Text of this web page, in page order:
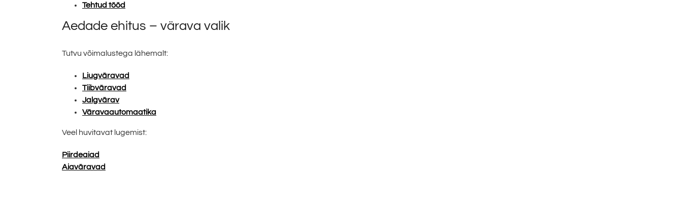
Tehtud tööd
Aedade ehitus – värava valik
Tutvu võimalustega lähemalt:
Liugväravad
Tiibväravad
Jalgvärav
Väravaautomaatika
Veel huvitavat lugemist:
Piirdeaiad
Aiaväravad